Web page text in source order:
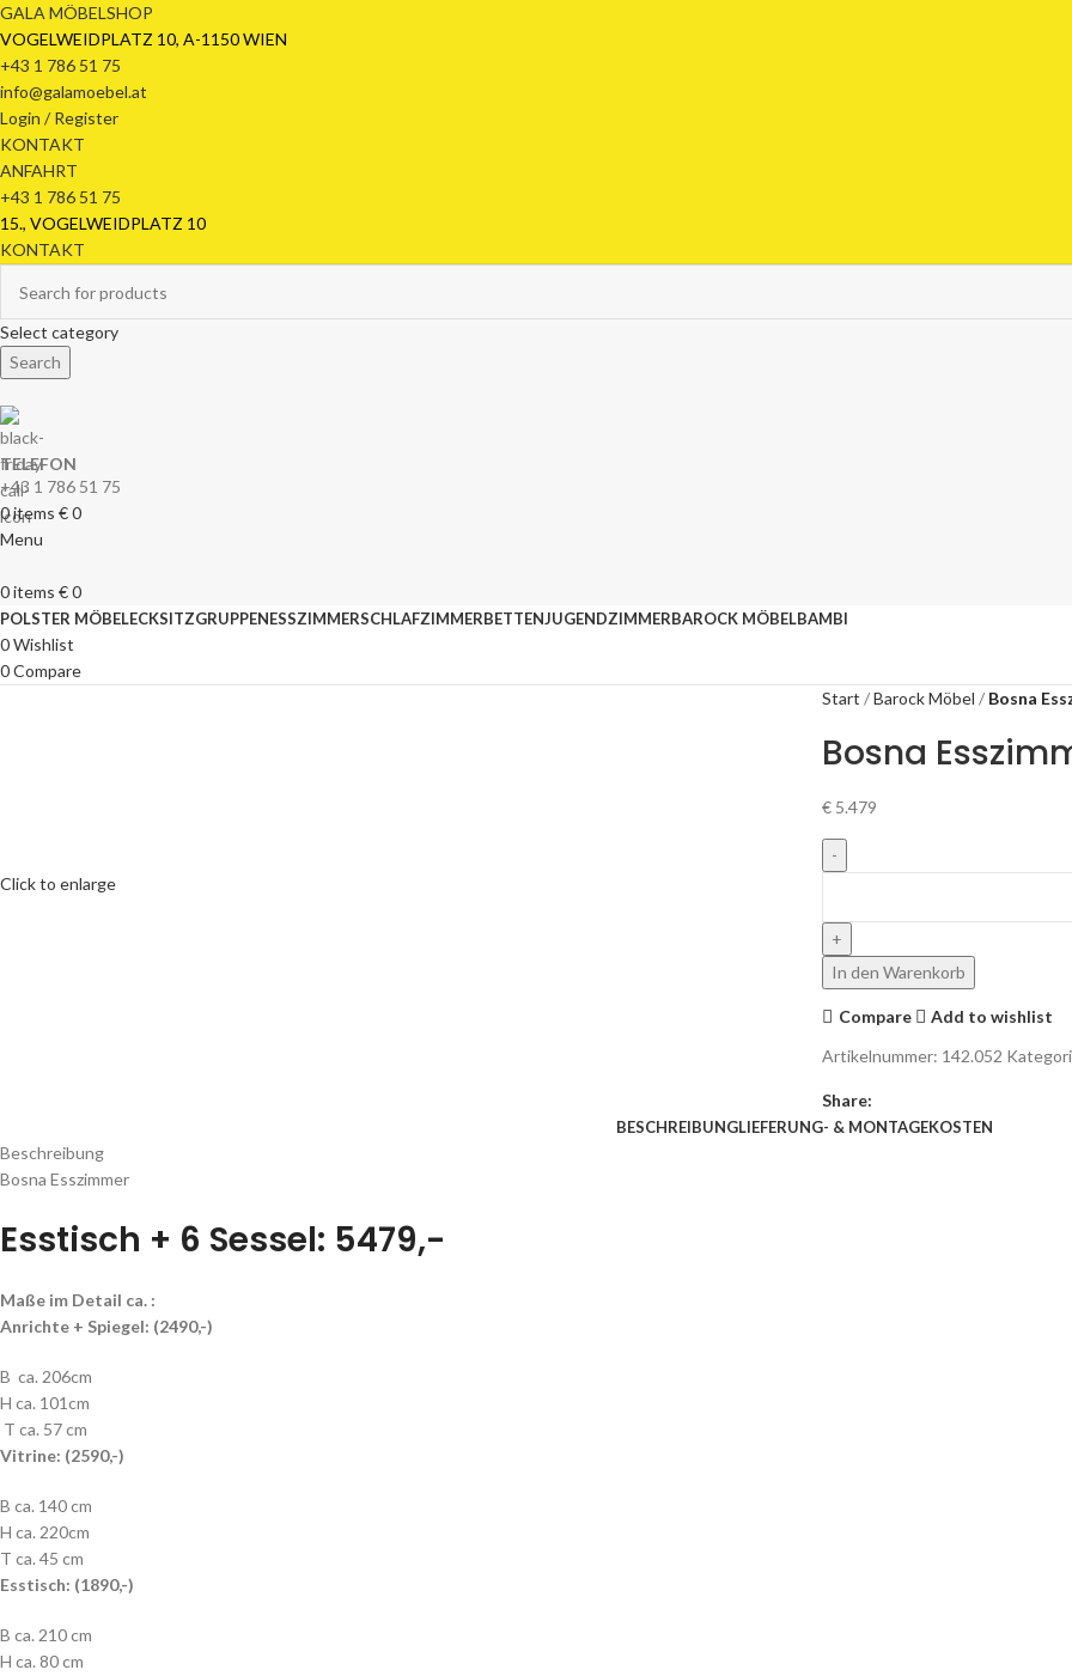
GALA MÖBELSHOP
VOGELWEIDPLATZ 10, A-1150 WIEN
+43 1 786 51 75
info@galamoebel.at
Login / Register
KONTAKT
ANFAHRT
+43 1 786 51 75
15., VOGELWEIDPLATZ 10
KONTAKT
Select category
Search
TELEFON
+43 1 786 51 75
0items €0
Menu
0items €0
POLSTER MÖBELECKSITZGRUPPENESSZIMMERSCHLAFZIMMERBETTENJUGENDZIMMERBAROCK MÖBELBAMBI
0Wishlist
0Compare
Click to enlarge
Start Barock Möbel Bosna
Bosna
€ 5.479
In den Warenkorb
Compare
Add to wishlist
Artikelnummer: 142.052
Share:
BESCHREIBUNGLIEFERUNG- & MONTAGEKOSTEN
Beschreibung
Bosna Esszimmer
Esstisch + 6 Sessel: 5479,-
Maße im Detail ca. :
Anrichte + Spiegel: (2490,-)
B ca. 206cm
H ca. 101cm
T ca. 57 cm
Vitrine: (2590,-)
B ca. 140 cm
H ca. 220cm
T ca. 45 cm
Esstisch: (1890,-)
B ca. 210 cm
H ca. 80 cm